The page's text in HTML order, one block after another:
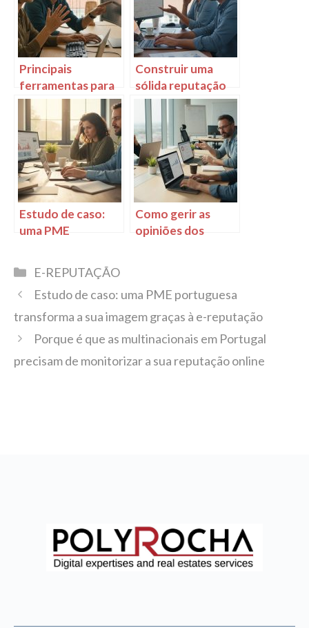
Principais
ferramentas para
monitorizar e gerir
a e-reputação das
start-ups em
Portugal
Construir uma
sólida reputação
eletrónica em
Portugal: desafios
e oportunidades
Estudo de caso:
uma PME
transforma a sua
imagem graças à e-
reputação
Como gerir as
opiniões dos
Categorias
E-REPUTAÇÃO
Estudo de caso: uma PME portuguesa
transforma a sua imagem graças à e-reputação
Porque é que as multinacionais em Portugal
precisam de monitorizar a sua reputação online